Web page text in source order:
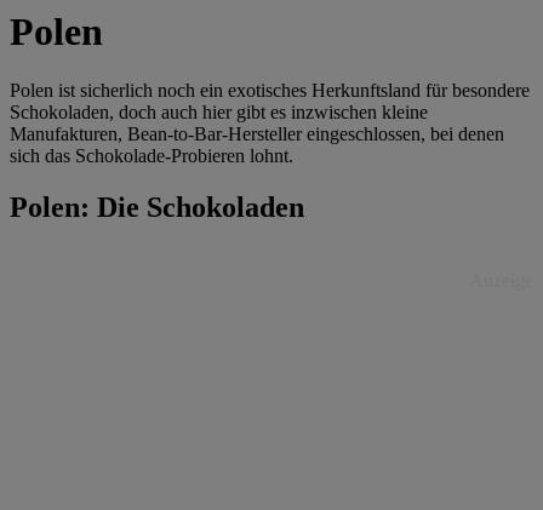
Polen
Polen ist sicherlich noch ein exotisches Herkunftsland für besondere
Schokoladen, doch auch hier gibt es inzwischen kleine
Manufakturen, Bean-to-Bar-Hersteller eingeschlossen, bei denen
sich das Schokolade-Probieren lohnt.
Polen: Die Schokoladen